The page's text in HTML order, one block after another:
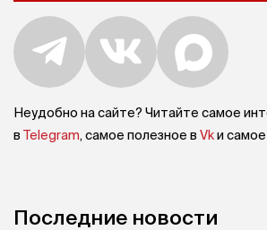
Неудобно на сайте? Читайте самое
в Telegram, самое полезное в Vkи
Последние новости